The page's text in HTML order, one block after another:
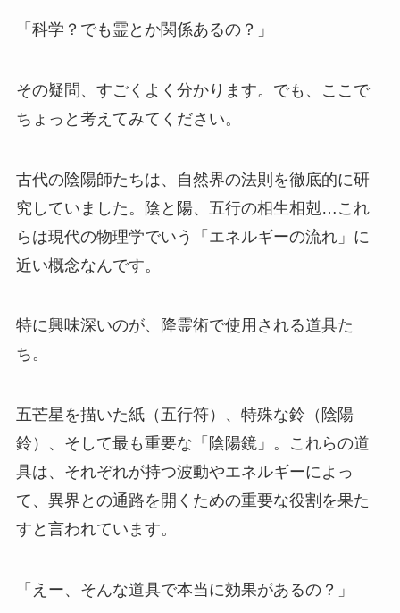
「科学？でも霊とか関係あるの？」
その疑問、すごくよく分かります。でも、ここで
ちょっと考えてみてください。
古代の陰陽師たちは、自然界の法則を徹底的に研
究していました。陰と陽、五行の相生相剋…これ
らは現代の物理学でいう「エネルギーの流れ」に
近い概念なんです。
特に興味深いのが、降霊術で使用される道具た
ち。
五芒星を描いた紙（五行符）、特殊な鈴（陰陽
鈴）、そして最も重要な「陰陽鏡」。これらの道
具は、それぞれが持つ波動やエネルギーによっ
て、異界との通路を開くための重要な役割を果た
すと言われています。
「えー、そんな道具で本当に効果があるの？」